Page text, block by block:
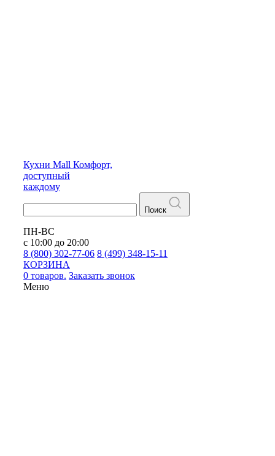
Кухни Mall Комфорт,
доступный
каждому
Поиск
ПН-ВС
с 10:00 до 20:00
8 (800) 302-77-06 8 (499) 348-15-11
КОРЗИНА
0 товаров. Заказать звонок
Меню